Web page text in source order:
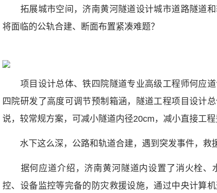
拓展城市空间，济南黄河隧道设计城市道路隧道和
将面临的公轨合建、断面布置紧凑难题？
项目设计总体、铁四院隧道专业高级工程师何应道
四院研发了高度可调节预制箱涵，隧道工程项目设计
说，较常规方案，可减小隧道内径20cm，减小直接工
水下这么深，公路和轨道合建，遇到突发事件，救
据何应道介绍，济南黄河隧道内设置了消火栓、
控、设备监控等完备的防灾救援设施，通过中央计算